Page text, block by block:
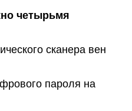
четырьмя
сканера вен
пароля на